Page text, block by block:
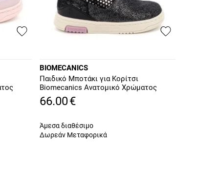
BIOMECANICS
Παιδικό Μποτάκι για Κορίτσι
Biomecanics Ανατομικό Χρώματος
Μαύρο 261214-A054
66.00€
Άμεσα διαθέσιμο
Δωρεάν Μεταφορικά